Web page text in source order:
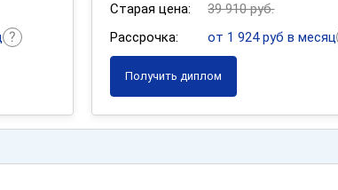
Старая цена:
39 910 руб.
Рассрочка:
от 1 924 руб в месяц
Получить диплом